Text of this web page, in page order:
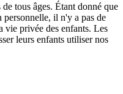
tous âges. Étant donné que
il n'y a pas de
vie privée des enfants. Les
leurs enfants utiliser nos